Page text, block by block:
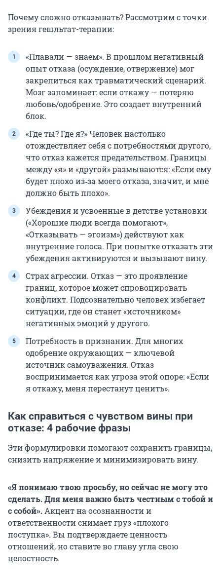
Почему сложно отказывать? Рассмотрим с точки
зрения гешльтат-терапии:
«Плавали — знаем». В прошлом негативный
опыт отказа (осуждение, отвержение) мог
закрепиться как травматический сценарий.
Мозг запоминает: если откажу — потеряю
любовь/одобрение. Это создает внутренний
блок.
«Где ты? Где я?» Человек настолько
отождествляет себя с потребностями другого,
что отказ кажется предательством. Границы
между «я» и «другой» размываются: «Если ему
будет плохо из‑за моего отказа, значит, и мне
должно быть плохо».
Убеждения и усвоенные в детстве установки
(«Хорошие люди всегда помогают»,
«Отказывать — эгоизм») действуют как
внутренние голоса. При попытке отказать эти
убеждения активируются и вызывают вину.
Страх агрессии. Отказ — это проявление
границ, которое может спровоцировать
конфликт. Подсознательно человек избегает
ситуации, где он станет «источником»
негативных эмоций у другого.
Потребность в признании. Для многих
одобрение окружающих — ключевой
источник самоуважения. Отказ
воспринимается как угроза этой опоре: «Если
я откажу, меня перестанут ценить».
Как справиться с чувством вины при
отказе: 4 рабочие фразы
Эти формулировки помогают сохранить границы,
снизить напряжение и минимизировать вину.
«Я понимаю твою просьбу, но сейчас не могу это
сделать. Для меня важно быть честным с тобой и
с собой».Акцент на осознанности и
ответственности снимает груз «плохого
поступка». Вы подтверждаете ценность
отношений, но ставите во главу угла свою
целостность.